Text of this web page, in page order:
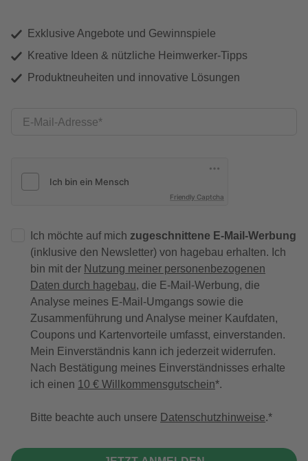
Exklusive Angebote und Gewinnspiele
Kreative Ideen & nützliche Heimwerker-Tipps
Produktneuheiten und innovative Lösungen
E-Mail-Adresse
Friendly Captcha
Ich möchte auf mich zugeschnittene E-Mail-Werbung
(inklusive den Newsletter) von hagebau erhalten. Ich
bin mit der Nutzung meiner personenbezogenen
Daten durch hagebau, die E-Mail-Werbung, die
Analyse meines E-Mail-Umgangs sowie die
Zusammenführung und Analyse meiner Kaufdaten,
Coupons und Kartenvorteile umfasst, einverstanden.
Mein Einverständnis kann ich jederzeit widerrufen.
Nach Bestätigung meines Einverständnisses erhalte
ich einen 10 € Willkommensgutschein*.
Bitte beachte auch unsere Datenschutzhinweise.